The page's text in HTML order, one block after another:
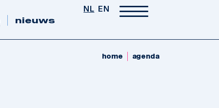
nieuws
NL EN
home agenda